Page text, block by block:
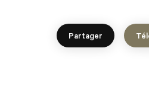
Partager